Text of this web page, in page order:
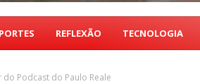
REFLEXÃO TECNOLOGIA
Podcast do Paulo Reale